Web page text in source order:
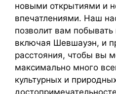
новыми открытиями и
впечатлениями. Наш
позволит вам
включая Шевшауэн, и
расстояния, чтобы вы
максимально много
культурных и